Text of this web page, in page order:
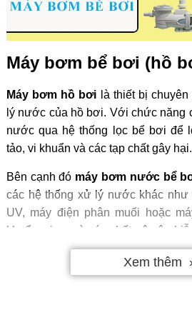
Máy bơm bể bơi (hồ
Máy bơm hồ bơi là thiết bị
lý nước của hồ bơi. Với chức năng
nước qua hệ thống lọc bể bơi để
tảo, vi khuẩn và các tạp chất gây hại.
Bên cạnh đó máy bơm nước bể
các hệ thống xử lý nước khác như
UV, máy điện phân muối hoặc
khuẩn, virus và các chất gây ô
ống hút nhựa loại bỏ các căn bẩn
Cấu tạo của máy bơm
Xem thêm